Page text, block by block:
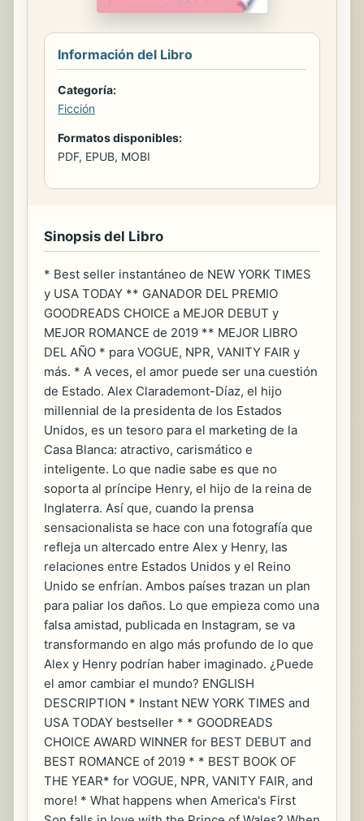
Información del Libro
Categoría:
Ficción
Formatos disponibles:
PDF, EPUB, MOBI
Sinopsis del Libro
* Best seller instantáneo de NEW YORK TIMES
y USA TODAY ** GANADOR DEL PREMIO
GOODREADS CHOICE a MEJOR DEBUT y
MEJOR ROMANCE de 2019 ** MEJOR LIBRO
DEL AÑO * para VOGUE, NPR, VANITY FAIR y
más. * A veces, el amor puede ser una cuestión
de Estado. Alex Clarademont-Díaz, el hijo
millennial de la presidenta de los Estados
Unidos, es un tesoro para el marketing de la
Casa Blanca: atractivo, carismático e
inteligente. Lo que nadie sabe es que no
soporta al príncipe Henry, el hijo de la reina de
Inglaterra. Así que, cuando la prensa
sensacionalista se hace con una fotografía que
refleja un altercado entre Alex y Henry, las
relaciones entre Estados Unidos y el Reino
Unido se enfrían. Ambos países trazan un plan
para paliar los daños. Lo que empieza como una
falsa amistad, publicada en Instagram, se va
transformando en algo más profundo de lo que
Alex y Henry podrían haber imaginado. ¿Puede
el amor cambiar el mundo? ENGLISH
DESCRIPTION * Instant NEW YORK TIMES and
USA TODAY bestseller * * GOODREADS
CHOICE AWARD WINNER for BEST DEBUT and
BEST ROMANCE of 2019 * * BEST BOOK OF
THE YEAR* for VOGUE, NPR, VANITY FAIR, and
more! * What happens when America's First